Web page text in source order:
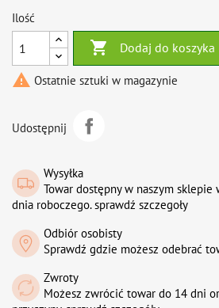
Ilość
 Dodaj do koszyka
 Ostatnie sztuki w magazynie
Udostępnij
Wysyłka
Towar dostępny w naszym sklepie
dnia roboczego. sprawdź szczegoły
Odbiór osobisty
Sprawdź gdzie możesz odebrać
Zwroty
Możesz zwrócić towar do 14 dni